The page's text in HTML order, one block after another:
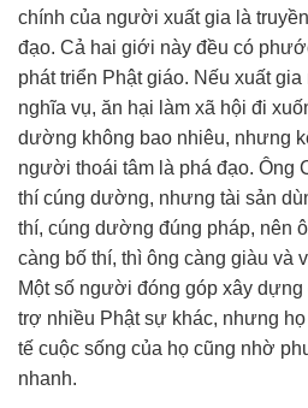
chính của người xuất gia là
đạo. Cả hai giới này đều có
phát triển Phật giáo. Nếu xuất
nghĩa vụ, ăn hại làm xã hội đi
dường không bao nhiêu, nhưng
người thoái tâm là phá đạo. Ông
thí cúng dường, nhưng tài sản
thí, cúng dường đúng pháp, nên
càng bố thí, thì ông càng giàu và
Một số người đóng góp xây
trợ nhiều Phật sự khác, nhưng
tế cuộc sống của họ cũng nhờ
nhanh.